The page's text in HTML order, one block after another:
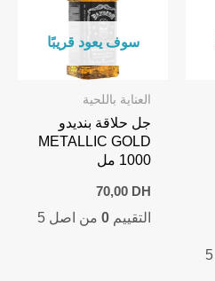
سوف يعود قريبًا
العناية باللحية
جل حلاقة بنديدو
METALLIC GOLD
1000 مل
70,00 DH
التقييم0 من اصل 5